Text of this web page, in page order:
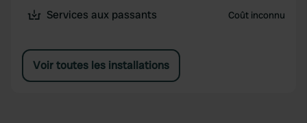
Services aux passants Coût inconnu
Voir toutes les installations